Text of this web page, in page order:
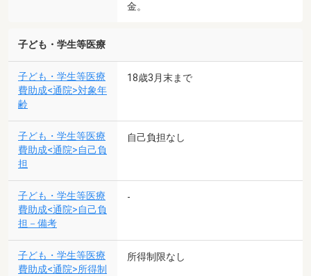
金。
子ども・学生等医療
子ども・学生等医療
費助成<通院>対象年
齢
18歳3月末まで
子ども・学生等医療
費助成<通院>自己負
担
自己負担なし
子ども・学生等医療
費助成<通院>自己負
担－備考
-
子ども・学生等医療
費助成<通院>所得制
所得制限なし